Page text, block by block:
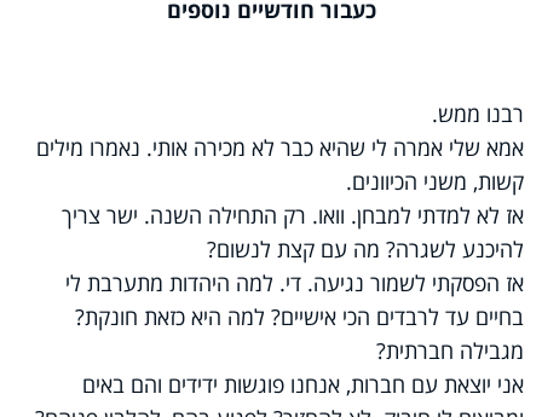
כעבור חודשיים נוספים
רבנו ממש.
אמא שלי אמרה לי שהיא כבר לא מכירה אותי. נאמרו מילים
קשות, משני הכיוונים.
אז לא למדתי למבחן. וואו. רק התחילה השנה. ישר צריך
להיכנע לשגרה? מה עם קצת לנשום?
אז הפסקתי לשמור נגיעה. די. למה היהדות מתערבת לי
בחיים עד לרבדים הכי אישיים? למה היא כזאת חונקת?
מגבילה חברתית?
אני יוצאת עם חברות, אנחנו פוגשות ידידים והם באים